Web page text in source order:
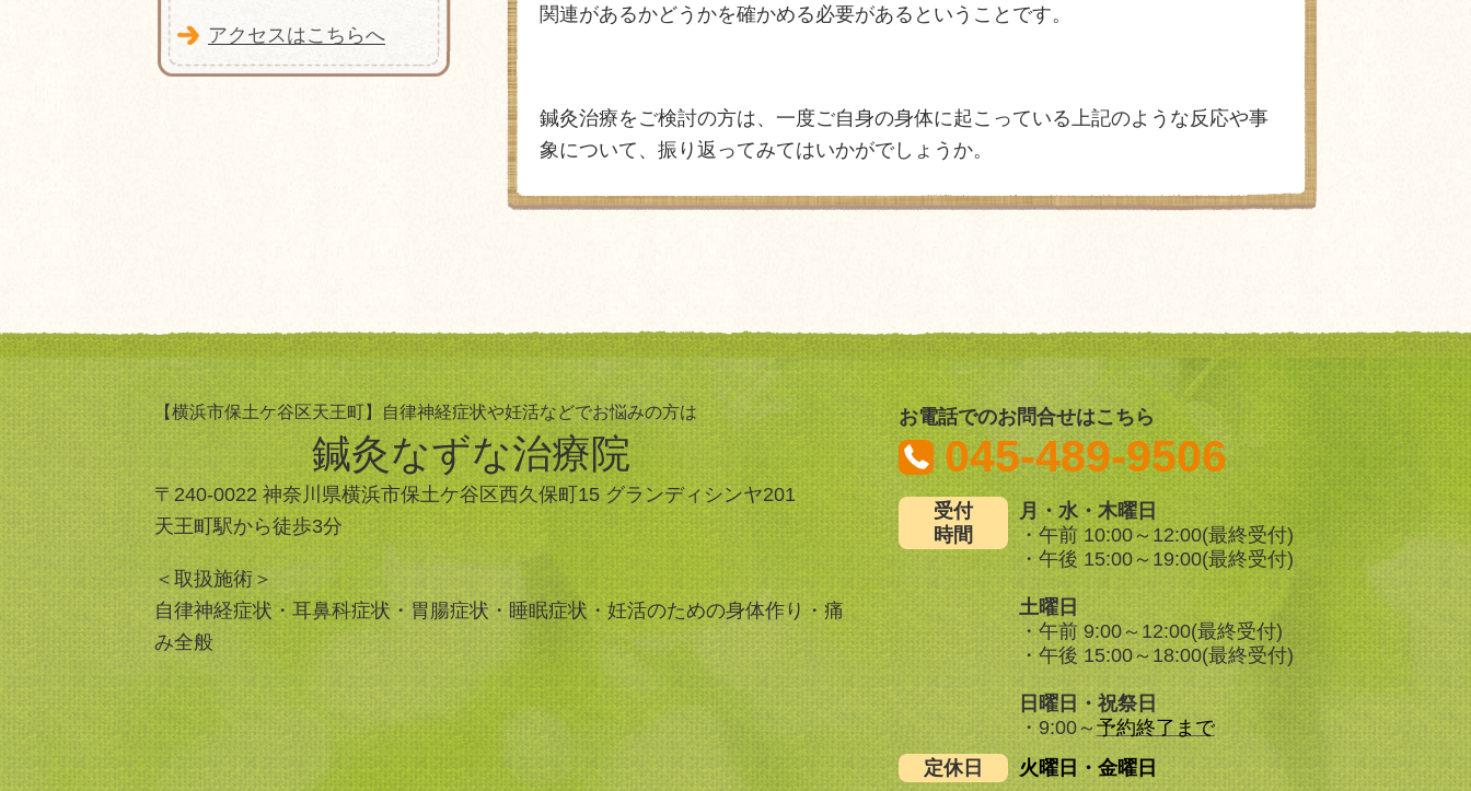
関連があるかどうかを確かめる必要があるということです。
鍼灸治療をご検討の方は、一度ご自身の身体に起こっている上記のような反応や事
象について、振り返ってみてはいかがでしょうか。
アクセスはこちらへ
お電話でのお問合せはこちら
045-489-9506
受付
時間
月・水・木曜日
・午前 10:00～12:00(最終受付)
・午後 15:00～19:00(最終受付)
土曜日
・午前 9:00～12:00(最終受付)
・午後 15:00～18:00(最終受付)
日曜日・祝祭日
・9:00～予約終了まで
定休日
火曜日・金曜日
【横浜市保土ケ谷区天王町】自律神経症状や妊活などでお悩みの方は
鍼灸なずな治療院
〒240-0022 神奈川県横浜市保土ケ谷区西久保町15 グランディシンヤ201
天王町駅から徒歩3分
＜取扱施術＞
自律神経症状・耳鼻科症状・胃腸症状・睡眠症状・妊活のための身体作り・痛
み全般